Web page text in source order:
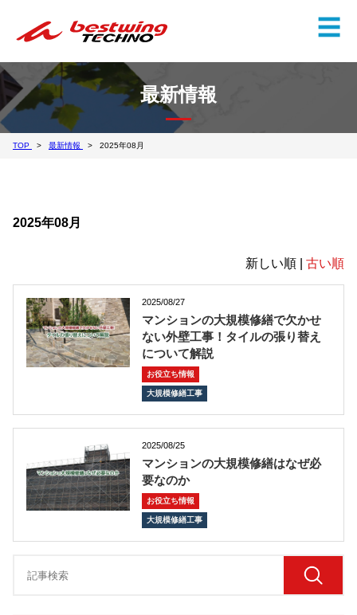
☰
✕
最新情報
TOP 最新情報 2025年08月
2025年08月
新しい順 | 古い順
2025/08/27
マンションの大規模修繕で欠かせ
ない外壁工事！タイルの張り替え
について解説
お役立ち情報
大規模修繕工事
2025/08/25
マンションの大規模修繕はなぜ必
要なのか
お役立ち情報
大規模修繕工事